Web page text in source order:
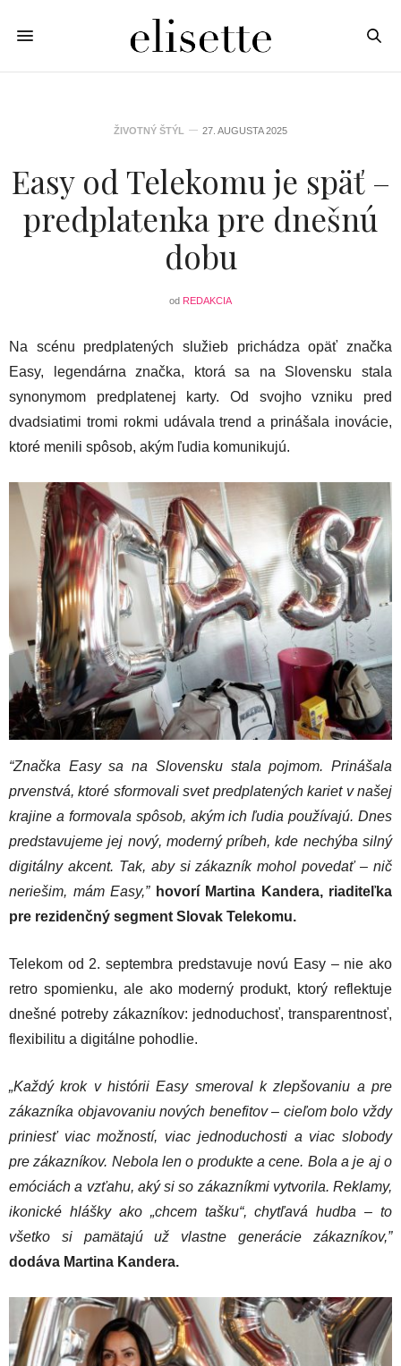
ŽIVOTNÝ ŠTÝL 27. AUGUSTA 2025
Easy od Telekomu je späť –
predplatenka pre dnešnú
dobu
od REDAKCIA
Na scénu predplatených služieb prichádza opäť značka
Easy, legendárna značka, ktorá sa na Slovensku stala
synonymom predplatenej karty. Od svojho vzniku pred
dvadsiatimi tromi rokmi udávala trend a prinášala inovácie,
ktoré menili spôsob, akým ľudia komunikujú.
“Značka Easy sa na Slovensku stala pojmom. Prinášala
prvenstvá, ktoré sformovali svet predplatených kariet v našej
krajine a formovala spôsob, akým ich ľudia používajú. Dnes
predstavujeme jej nový, moderný príbeh, kde nechýba silný
digitálny akcent. Tak, aby si zákazník mohol povedať – nič
neriešim, mám Easy,” hovorí Martina Kandera, riaditeľka
pre rezidenčný segment Slovak Telekomu.
Telekom od 2. septembra predstavuje novú Easy – nie ako
retro spomienku, ale ako moderný produkt, ktorý reflektuje
dnešné potreby zákazníkov: jednoduchosť, transparentnosť,
flexibilitu a digitálne pohodlie.
„Každý krok v histórii Easy smeroval k zlepšovaniu a pre
zákazníka objavovaniu nových benefitov – cieľom bolo vždy
priniesť viac možností, viac jednoduchosti a viac slobody
pre zákazníkov. Nebola len o produkte a cene. Bola a je aj o
emóciách a vzťahu, aký si so zákazníkmi vytvorila. Reklamy,
ikonické hlášky ako „chcem tašku“, chytľavá hudba – to
všetko si pamätajú už vlastne generácie zákazníkov,”
dodáva Martina Kandera.